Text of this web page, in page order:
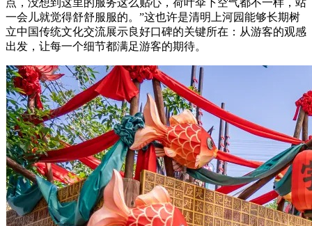
点，没想到这里的服务这么贴心，荷叶伞下空气都不一样，站
一会儿就觉得舒舒服服的。”这也许是清明上河园能够长期树
立中国传统文化交流展示良好口碑的关键所在：从游客的观感
出发，让每一个细节都满足游客的期待。